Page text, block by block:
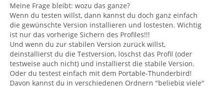
Meine Frage bleibt: wozu das ganze?
Wenn du testen willst, dann kannst du doch ganz einfach
die gewünschte Version installieren und lostesten. Wichtig
ist nur das vorherige Sichern des Profiles!!!
Und wenn du zur stabilen Version zurück willst,
deinstallierst du die Testversion, löschst das Profil (oder
testweise auch nicht) und installierst die stabile Version.
Oder du testest einfach mit dem Portable-Thunderbird!
Davon kannst du in verschiedenen Ordnern "beliebig viele"